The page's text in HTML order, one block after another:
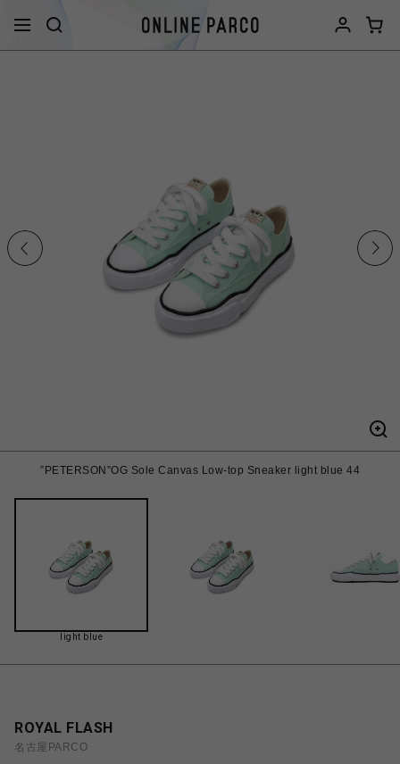
”PETERSON”OG Sole Canvas Low-top Sneaker light blue 44
light blue
ROYAL FLASH
名古屋PARCO